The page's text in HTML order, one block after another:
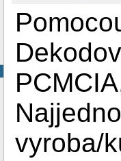
vyroba/